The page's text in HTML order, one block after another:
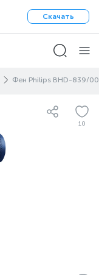
Скачать
Фен Philips BHD-839/00
10